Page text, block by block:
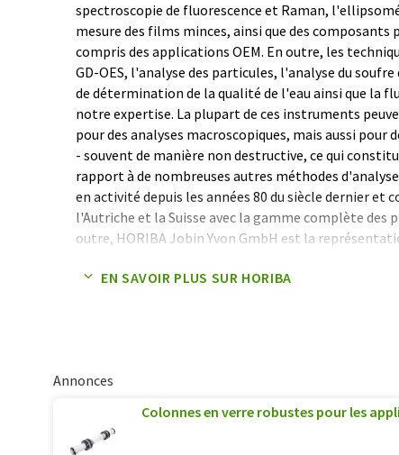
spectroscopie de fluorescence et Raman,
mesure des films minces, ainsi que des
compris des applications OEM. En outre, les
GD-OES, l'analyse des particules, l'analyse du
de détermination de la qualité de l'eau ainsi que la
notre expertise. La plupart de ces instruments
pour des analyses macroscopiques, mais aussi pour
- souvent de manière non destructive, ce qui
rapport à de nombreuses autres méthodes
en activité depuis les années 80 du siècle dernier et
l'Autriche et la Suisse avec la gamme complète des
outre, HORIBA Jobin Yvon GmbH est la
principaux fournisseurs de systèmes laser femto et
traduction automatique, il est possible qu'il
syntaxe ou de grammaire. L'article original dans
EN SAVOIR PLUS SUR HORIBA
Annonces
Colonnes en verre robustes pour les